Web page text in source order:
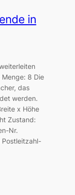
in
8 Die
das
werden.
x Höhe
Zustand:
Nr.
Postleitzahl-